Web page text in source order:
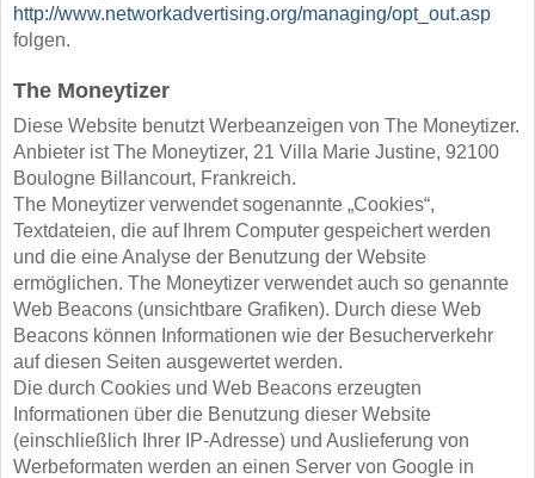
http://www.networkadvertising.org/managing/opt_out.asp
folgen.
The Moneytizer
Diese Website benutzt Werbeanzeigen von The Moneytizer.
Anbieter ist The Moneytizer, 21 Villa Marie Justine, 92100
Boulogne Billancourt, Frankreich.
The Moneytizer verwendet sogenannte „Cookies“,
Textdateien, die auf Ihrem Computer gespeichert werden
und die eine Analyse der Benutzung der Website
ermöglichen. The Moneytizer verwendet auch so genannte
Web Beacons (unsichtbare Grafiken). Durch diese Web
Beacons können Informationen wie der Besucherverkehr
auf diesen Seiten ausgewertet werden.
Die durch Cookies und Web Beacons erzeugten
Informationen über die Benutzung dieser Website
(einschließlich Ihrer IP-Adresse) und Auslieferung von
Werbeformaten werden an einen Server von Google in